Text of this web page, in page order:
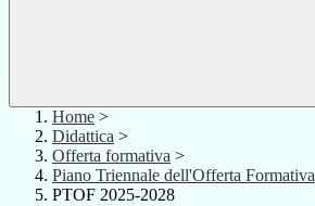
Home >
Didattica >
Offerta formativa >
Piano Triennale dell'Offerta Formativa
PTOF 2025-2028